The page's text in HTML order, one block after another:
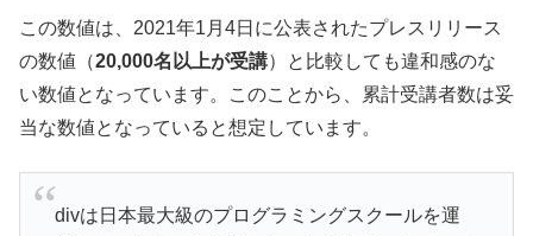
この数値は、2021年1月4日に公表されたプレスリリース
の数値（20,000名以上が受講）と比較しても違和感のな
い数値となっています。このことから、累計受講者数は妥
当な数値となっていると想定しています。
divは日本最大級のプログラミングスクールを運